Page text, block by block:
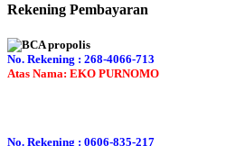
Rekening Pembayaran
No. Rekening : 268-4066-713
Atas Nama: EKO PURNOMO
No. Rekening : 0606-835-217